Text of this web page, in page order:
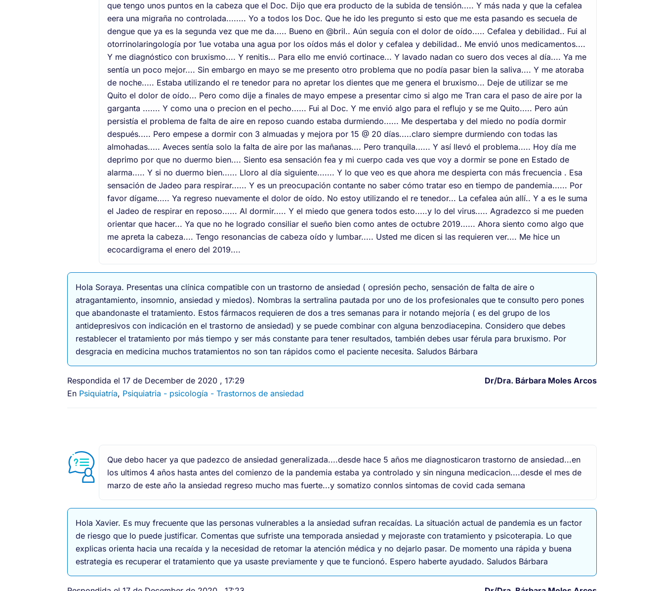
que tengo unos puntos en la cabeza que el Doc. Dijo que era producto de la subida de tensión..... Y más nada y que la cefalea
eera una migraña no controlada........ Yo a todos los Doc. Que he ido les pregunto si esto que me esta pasando es secuela de
dengue que ya es la segunda vez que me da..... Bueno en @bril.. Aún seguía con el dolor de oído..... Cefalea y debilidad.. Fui al
otorrinolaringología por 1ue votaba una agua por los oídos más el dolor y cefalea y debilidad.. Me envió unos medicamentos....
Y me diagnóstico con bruxismo.... Y renitis... Para ello me envió cortinace... Y lavado nadan co suero dos veces al día.... Ya me
sentía un poco mejor.... Sin embargo en mayo se me presento otro problema que no podía pasar bien la saliva.... Y me atoraba
de noche..... Estaba utilizando el re tenedor para no apretar los dientes que me genera el bruxismo... Deje de utilizar se me
Quito el dolor de oído... Pero como dije a finales de mayo empese a presentar cimo si algo me Tran cara el paso de aire por la
garganta ....... Y como una o precion en el pecho...... Fui al Doc. Y me envió algo para el reflujo y se me Quito..... Pero aún
persistía el problema de falta de aire en reposo cuando estaba durmiendo...... Me despertaba y del miedo no podía dormir
después..... Pero empese a dormir con 3 almuadas y mejora por 15 @ 20 días.....claro siempre durmiendo con todas las
almohadas..... Aveces sentía solo la falta de aire por las mañanas.... Pero tranquila...... Y así llevó el problema..... Hoy día me
deprimo por que no duermo bien.... Siento esa sensación fea y mi cuerpo cada ves que voy a dormir se pone en Estado de
alarma..... Y si no duermo bien...... Lloro al día siguiente....... Y lo que veo es que ahora me despierta con más frecuencia . Esa
sensación de Jadeo para respirar...... Y es un preocupación contante no saber cómo tratar eso en tiempo de pandemia...... Por
favor dígame..... Ya regreso nuevamente el dolor de oído. No estoy utilizando el re tenedor... La cefalea aún allí.. Y a es le suma
el Jadeo de respirar en reposo...... Al dormir..... Y el miedo que genera todos esto.....y lo del virus..... Agradezco si me pueden
orientar que hacer... Ya que no he logrado consiliar el sueño bien como antes de octubre 2019...... Ahora siento como algo que
me apreta la cabeza.... Tengo resonancias de cabeza oído y lumbar..... Usted me dicen si las requieren ver.... Me hice un
ecocardigrama el enero del 2019....
Hola Soraya. Presentas una clínica compatible con un trastorno de ansiedad ( opresión pecho, sensación de falta de aire o
atragantamiento, insomnio, ansiedad y miedos). Nombras la sertralina pautada por uno de los profesionales que te consulto pero pones
que abandonaste el tratamiento. Estos fármacos requieren de dos a tres semanas para ir notando mejoría ( es del grupo de los
antidepresivos con indicación en el trastorno de ansiedad) y se puede combinar con alguna benzodiacepina. Considero que debes
restablecer el tratamiento por más tiempo y ser más constante para tener resultados, también debes usar férula para bruxismo. Por
desgracia en medicina muchos tratamientos no son tan rápidos como el paciente necesita. Saludos Bárbara
Respondida el 17 de December de 2020 , 17:29 Dr/Dra. Bárbara Moles Arcos
En Psiquiatría, Psiquiatria - psicología - Trastornos de ansiedad
Que debo hacer ya que padezco de ansiedad generalizada....desde hace 5 años me diagnosticaron trastorno de ansiedad...en
los ultimos 4 años hasta antes del comienzo de la pandemia estaba ya controlado y sin ninguna medicacion....desde el mes de
marzo de este año la ansiedad regreso mucho mas fuerte...y somatizo connlos sintomas de covid cada semana
Hola Xavier. Es muy frecuente que las personas vulnerables a la ansiedad sufran recaídas. La situación actual de pandemia es un factor
de riesgo que lo puede justificar. Comentas que sufriste una temporada ansiedad y mejoraste con tratamiento y psicoterapia. Lo que
explicas orienta hacia una recaída y la necesidad de retomar la atención médica y no dejarlo pasar. De momento una rápida y buena
estrategia es recuperar el tratamiento que ya usaste previamente y que te funcionó. Espero haberte ayudado. Saludos Bárbara